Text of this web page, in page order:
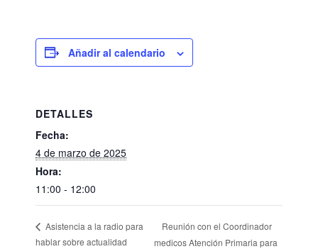
Añadir al calendario
DETALLES
Fecha:
4 de marzo de 2025
Hora:
11:00 - 12:00
Asistencia a la radio para
hablar sobre actualidad
Reunión con el Coordinador
medicos Atención Primaria para